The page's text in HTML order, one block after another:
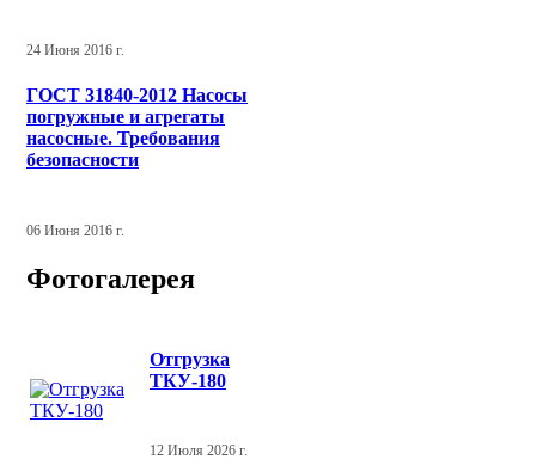
24 Июня 2016 г.
ГОСТ 31840-2012 Насосы
погружные и агрегаты
насосные. Требования
безопасности
06 Июня 2016 г.
Фотогалерея
Отгрузка
ТКУ-180
12 Июля 2026 г.